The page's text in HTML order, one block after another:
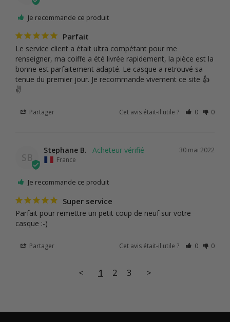
Je recommande ce produit
Parfait
Le service client a était ultra compétant pour me
renseigner, ma coiffe a été livrée rapidement, la pièce est la
bonne est parfaitement adapté. Le casque a retrouvé sa
tenue du premier jour. Je recommande vivement ce site 👍
✌️
Partager Cet avis était-il utile ? 0 0
SB
30 mai 2022
Stephane B.
France
Je recommande ce produit
Super service
Parfait pour remettre un petit coup de neuf sur votre
casque :-)
Partager Cet avis était-il utile ? 0 0
< 1 2 3 >